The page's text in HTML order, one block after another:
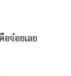
จ๋อยเลย